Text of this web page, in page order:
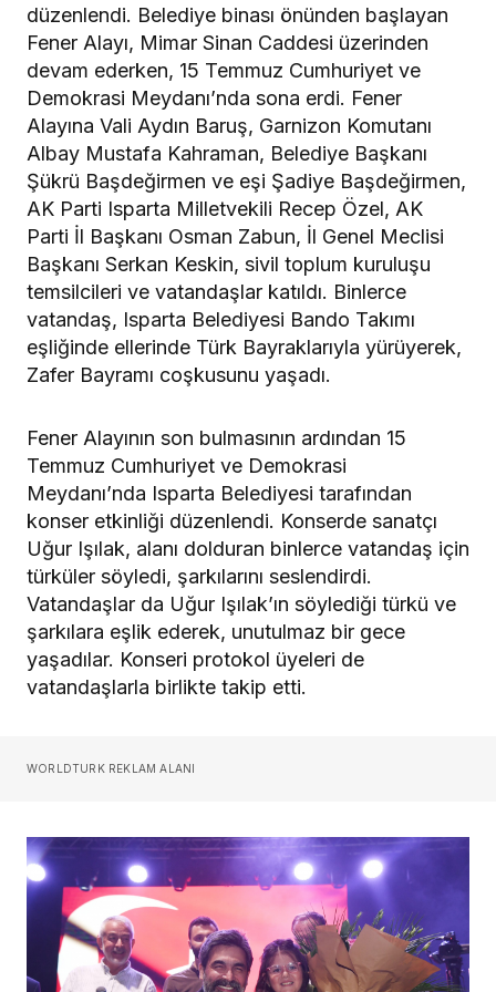
düzenlendi. Belediye binası önünden başlayan
Fener Alayı, Mimar Sinan Caddesi üzerinden
devam ederken, 15 Temmuz Cumhuriyet ve
Demokrasi Meydanı’nda sona erdi. Fener
Alayına Vali Aydın Baruş, Garnizon Komutanı
Albay Mustafa Kahraman, Belediye Başkanı
Şükrü Başdeğirmen ve eşi Şadiye Başdeğirmen,
AK Parti Isparta Milletvekili Recep Özel, AK
Parti İl Başkanı Osman Zabun, İl Genel Meclisi
Başkanı Serkan Keskin, sivil toplum kuruluşu
temsilcileri ve vatandaşlar katıldı. Binlerce
vatandaş, Isparta Belediyesi Bando Takımı
eşliğinde ellerinde Türk Bayraklarıyla yürüyerek,
Zafer Bayramı coşkusunu yaşadı.
Fener Alayının son bulmasının ardından 15
Temmuz Cumhuriyet ve Demokrasi
Meydanı’nda Isparta Belediyesi tarafından
konser etkinliği düzenlendi. Konserde sanatçı
Uğur Işılak, alanı dolduran binlerce vatandaş için
türküler söyledi, şarkılarını seslendirdi.
Vatandaşlar da Uğur Işılak’ın söylediği türkü ve
şarkılara eşlik ederek, unutulmaz bir gece
yaşadılar. Konseri protokol üyeleri de
vatandaşlarla birlikte takip etti.
WORLDTURK REKLAM ALANI